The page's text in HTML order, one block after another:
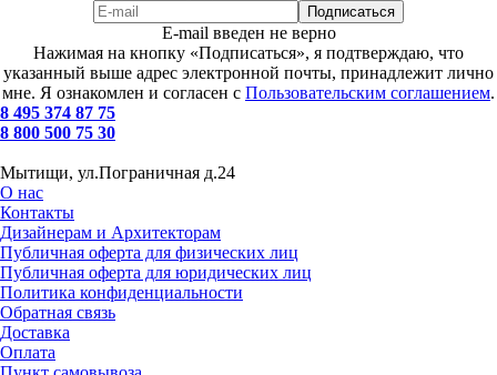
E-mail введен не верно
Нажимая на кнопку «Подписаться», я подтверждаю, что
указанный выше адрес электронной почты, принадлежит лично
мне. Я ознакомлен и согласен с Пользовательским соглашением.
8 495 374 87 75
8 800 500 75 30
Мытищи, ул.Пограничная д.24
О нас
Контакты
Дизайнерам и Архитекторам
Публичная оферта для физических лиц
Публичная оферта для юридических лиц
Политика конфиденциальности
Обратная связь
Доставка
Оплата